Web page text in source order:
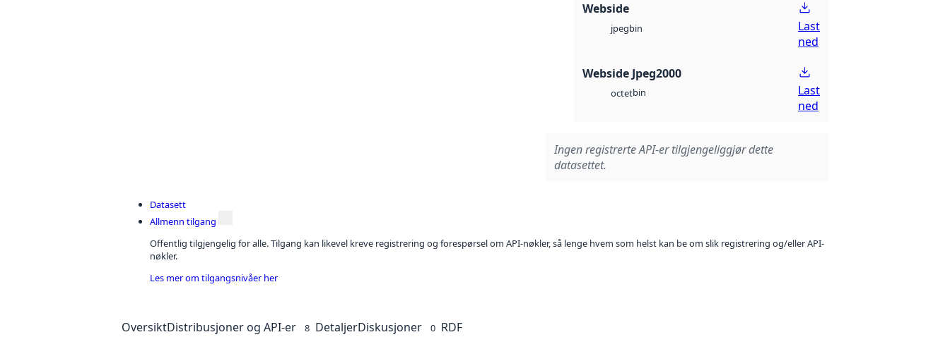
Webside
jpegbin
Last
ned
Webside Jpeg2000
octetbin
Last
ned
Ingen registrerte API-er tilgjengeliggjør dette
datasettet.
Datasett
Allmenn tilgang
Offentlig tilgjengelig for alle. Tilgang kan likevel kreve registrering og forespørsel om API-nøkler, så lenge hvem som helst kan be om slik registrering og/eller API-
nøkler.
Les mer om tilgangsnivåer her
OversiktDistribusjoner og API-er 8 DetaljerDiskusjoner 0 RDF